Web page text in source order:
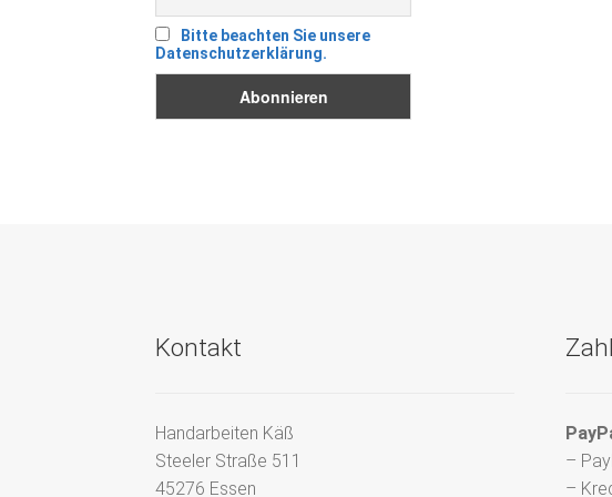
Bitte beachten Sie unsere
Datenschutzerklärung.
Kontakt
Handarbeiten Käß
Steeler Straße 511
45276 Essen
–
–